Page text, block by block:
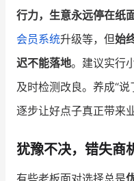
行力，生意永远停在纸
会员系统升级等，但始
迟不能落地。建议实行
及时检测改良。养成“
逐步让好点子真正带来
犹豫不决，错失商